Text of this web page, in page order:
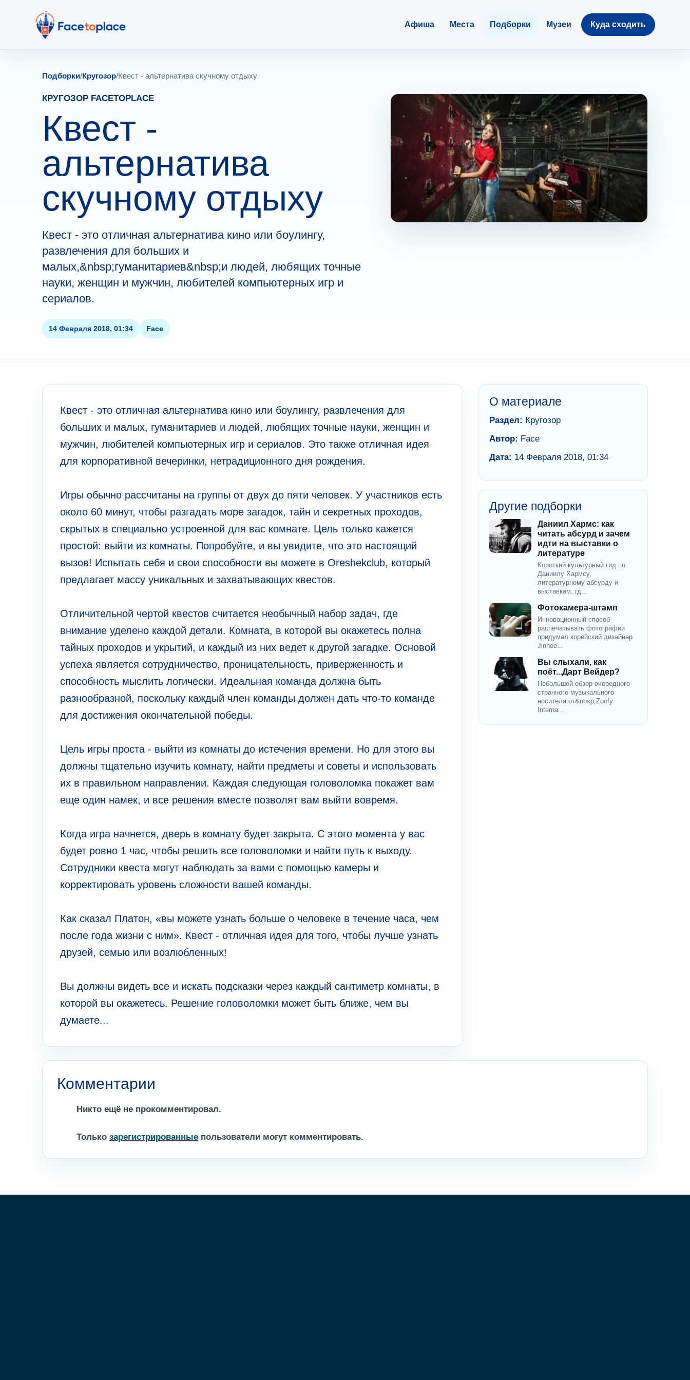
Афиша Места Подборки Музеи Куда сходить
Подборки/Кругозор/Квест - альтернатива скучному отдыху
КРУГОЗОР FACETOPLACE
Квест -
альтернатива
скучному отдыху
Квест - это отличная альтернатива кино или боулингу,
развлечения для больших и
малых,&nbsp;гуманитариев&nbsp;и людей, любящих точные
науки, женщин и мужчин, любителей компьютерных игр и
сериалов.
14 Февраля 2018, 01:34 Face
Квест - это отличная альтернатива кино или боулингу, развлечения для
больших и малых, гуманитариев и людей, любящих точные науки, женщин и
мужчин, любителей компьютерных игр и сериалов. Это также отличная идея
для корпоративной вечеринки, нетрадиционного дня рождения.
Игры обычно рассчитаны на группы от двух до пяти человек. У участников есть
около 60 минут, чтобы разгадать море загадок, тайн и секретных проходов,
скрытых в специально устроенной для вас комнате. Цель только кажется
простой: выйти из комнаты. Попробуйте, и вы увидите, что это настоящий
вызов! Испытать себя и свои способности вы можете в Oreshekclub, который
предлагает массу уникальных и захватывающих квестов.
Отличительной чертой квестов считается необычный набор задач, где
внимание уделено каждой детали. Комната, в которой вы окажетесь полна
тайных проходов и укрытий, и каждый из них ведет к другой загадке. Основой
успеха является сотрудничество, проницательность, приверженность и
способность мыслить логически. Идеальная команда должна быть
разнообразной, поскольку каждый член команды должен дать что-то команде
для достижения окончательной победы.
Цель игры проста - выйти из комнаты до истечения времени. Но для этого вы
должны тщательно изучить комнату, найти предметы и советы и использовать
их в правильном направлении. Каждая следующая головоломка покажет вам
еще один намек, и все решения вместе позволят вам выйти вовремя.
Когда игра начнется, дверь в комнату будет закрыта. С этого момента у вас
будет ровно 1 час, чтобы решить все головоломки и найти путь к выходу.
Сотрудники квеста могут наблюдать за вами с помощью камеры и
корректировать уровень сложности вашей команды.
Как сказал Платон, «вы можете узнать больше о человеке в течение часа, чем
после года жизни с ним». Квест - отличная идея для того, чтобы лучше узнать
друзей, семью или возлюбленных!
Вы должны видеть все и искать подсказки через каждый сантиметр комнаты, в
которой вы окажетесь. Решение головоломки может быть ближе, чем вы
думаете...
О материале
Раздел: Кругозор
Автор: Face
Дата: 14 Февраля 2018, 01:34
Другие подборки
Даниил Хармс: как
читать абсурд и зачем
идти на выставки о
литературе
Короткий культурный гид по
Даниилу Хармсу,
литературному абсурду и
выставкам, гд...
Фотокамера-штамп
Инновационный способ
распечатывать фотографии
придумал корейский дизайнер
Jinhee...
Вы слыхали, как
поёт...Дарт Вейдер?
Небольшой обзор очередного
странного музыкального
носителя от&nbsp;Zoofy
Interna...
Комментарии
Никто ещё не прокомментировал.
Только зарегистрированные пользователи могут комментировать.